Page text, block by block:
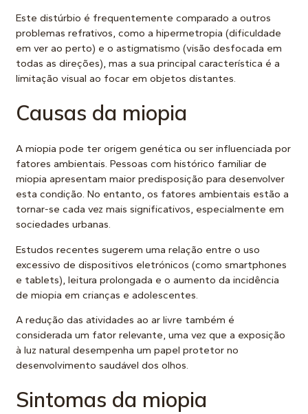
Este distúrbio é frequentemente comparado a outros
problemas refrativos, como a hipermetropia (dificuldade
em ver ao perto) e o astigmatismo (visão desfocada em
todas as direções), mas a sua principal característica é a
limitação visual ao focar em objetos distantes.
Causas da miopia
Amiopia pode ter origem genética ou ser influenciada por
fatores ambientais. Pessoas com histórico familiar de
miopia apresentam maior predisposição para desenvolver
esta condição. No entanto, os fatores ambientais estão a
tornar-se cada vez mais significativos, especialmente em
sociedades urbanas.
Estudos recentes sugerem uma relação entre o uso
excessivo de dispositivos eletrónicos (como smartphones
e tablets), leitura prolongada e o aumento da incidência
de miopia em crianças e adolescentes.
A redução das atividades ao ar livre também é
considerada um fator relevante, uma vez que a exposição
à luz natural desempenha um papel protetor no
desenvolvimento saudável dos olhos.
Sintomas da miopia